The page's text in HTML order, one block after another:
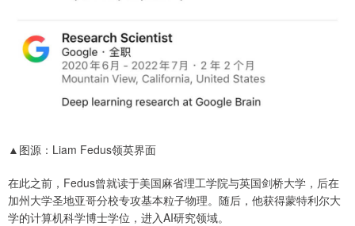
▲图源：Liam Fedus领英界面
在此之前，Fedus曾就读于美国麻省理工学院与英国剑桥大学，后在
加州大学圣地亚哥分校专攻基本粒子物理。随后，他获得蒙特利尔大
学的计算机科学博士学位，进入AI研究领域。